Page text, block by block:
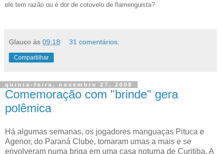
ele tem razão ou é dor de cotovelo de flamenguista?
Glauco às 09:18 31 comentários:
Compartilhar
quinta-feira, novembro 27, 2008
Comemoração com "brinde" gera
polêmica
Há algumas semanas, os jogadores manguaças Pituca e
Agenor, do Paraná Clube, tomaram umas a mais e se
envolveram numa briga em uma casa noturna de Curitiba. A